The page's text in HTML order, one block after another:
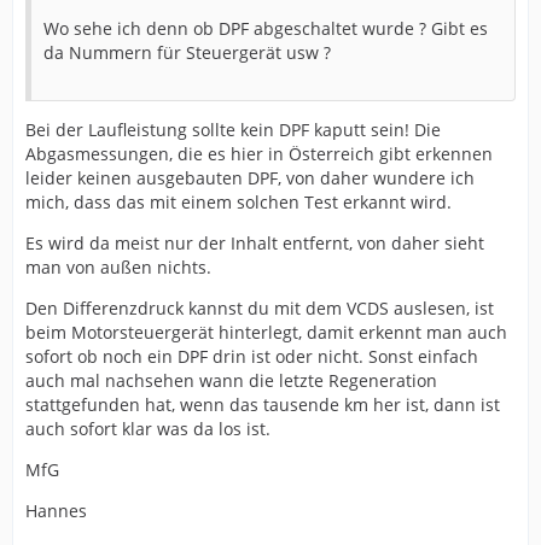
Wo sehe ich denn ob DPF abgeschaltet wurde ? Gibt es
da Nummern für Steuergerät usw ?
Bei der Laufleistung sollte kein DPF kaputt sein! Die
Abgasmessungen, die es hier in Österreich gibt erkennen
leider keinen ausgebauten DPF, von daher wundere ich
mich, dass das mit einem solchen Test erkannt wird.
Es wird da meist nur der Inhalt entfernt, von daher sieht
man von außen nichts.
Den Differenzdruck kannst du mit dem VCDS auslesen, ist
beim Motorsteuergerät hinterlegt, damit erkennt man auch
sofort ob noch ein DPF drin ist oder nicht. Sonst einfach
auch mal nachsehen wann die letzte Regeneration
stattgefunden hat, wenn das tausende km her ist, dann ist
auch sofort klar was da los ist.
MfG
Hannes